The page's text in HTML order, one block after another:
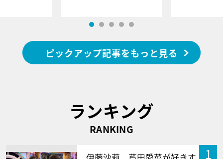
ピックアップ記事をもっと見る
ランキング
RANKING
1